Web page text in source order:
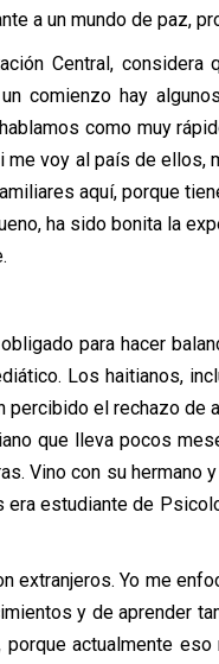
a un mundo de paz,
Central, considera
comienzo hay
como muy
me voy al país de ellos,
aquí, porque
ha sido bonita la
para hacer
Los haitianos,
percibido el rechazo de
que lleva pocos
Vino con su
era estudiante de
extranjeros. Yo me
y de aprender
actualmente